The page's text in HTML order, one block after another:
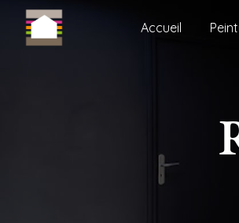
Accueil
Panneau de gestion des cookies